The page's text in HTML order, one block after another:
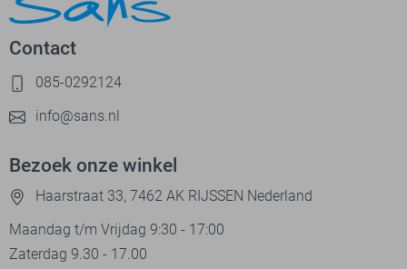
Contact
085-0292124
info@sans.nl
Bezoek onze winkel
Haarstraat 33, 7462 AK RIJSSEN Nederland
Maandag t/m Vrijdag 9:30 - 17:00
Zaterdag 9.30 - 17.00